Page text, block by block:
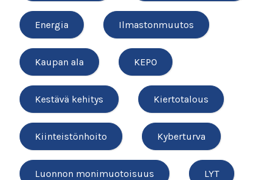
Energia Ilmastonmuutos
Kaupan ala KEPO
Kestävä kehitys Kiertotalous
Kiinteistönhoito Kyberturva
Luonnon monimuotoisuus LYT